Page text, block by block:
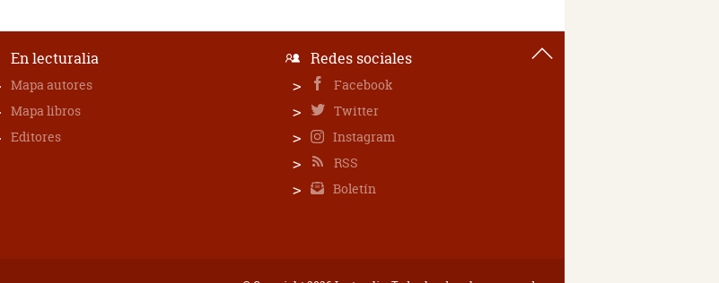
En lecturalia
Mapa autores
Mapa libros
Editores
Redes sociales
Facebook
Twitter
Instagram
RSS
Boletín